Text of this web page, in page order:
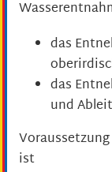
das
das
und
ist